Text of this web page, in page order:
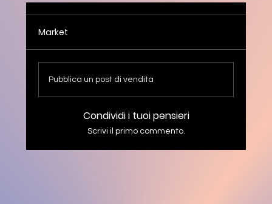
Market
Pubblica un post di vendita
Condividi i tuoi pensieri
Scrivi il primo commento.